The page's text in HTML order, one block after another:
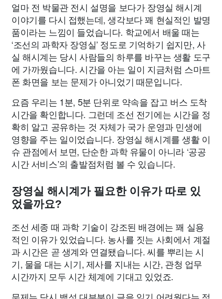
얼마 전 박물관 전시 설명을 보다가 장영실 해시계
이야기를 다시 접했는데, 생각보다 꽤 현실적인 발명
품이라는 느낌이 들었습니다. 학교에서 배울 때는
‘조선의 과학자 장영실’ 정도로 기억하기 쉽지만, 사
실 해시계는 당시 사람들의 하루를 바꾸는 생활 도구
에 가까웠습니다. 시간을 아는 일이 지금처럼 스마트
폰 화면을 보는 문제가 아니었기 때문입니다.
요즘 우리는 1분, 5분 단위로 약속을 잡고 버스 도착
시간을 확인합니다. 그런데 조선 전기에는 시간을 정
확히 알고 공유하는 것 자체가 국가 운영과 민생에
영향을 주는 일이었습니다. 장영실 해시계를 생활 이
슈 관점에서 보면, 단순한 과학 유물이 아니라 ‘공공
시간 서비스’의 출발점처럼 볼 수 있습니다.
장영실 해시계가 필요한 이유가 따로 있
었을까요?
조선 세종 때 과학 기술이 강조된 배경에는 꽤 실용
적인 이유가 있었습니다. 농사를 짓는 사회에서 계절
과 시간은 곧 생계와 연결됐습니다. 씨를 뿌리는 시
기, 물을 대는 시기, 제사를 지내는 시간, 관청 업무
시간까지 모두 시간 체계에 기대고 있었죠.